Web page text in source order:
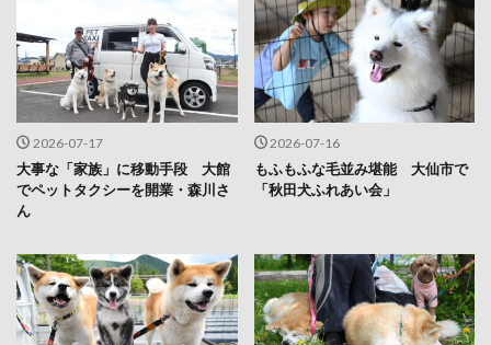
2026-07-17
大事な「家族」に移動手段 大館
でペットタクシーを開業・森川さ
ん
2026-07-16
もふもふな毛並み堪能 大仙市で
「秋田犬ふれあい会」